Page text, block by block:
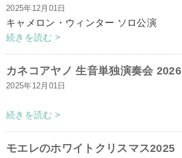
2025年12月01日
キャメロン・ウィンター ソロ公演
続きを読む >
カネコアヤノ 生音単独演奏会 2026
2025年12月01日
続きを読む >
モエレのホワイトクリスマス2025